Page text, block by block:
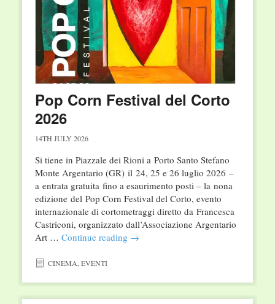
Pop Corn Festival del Corto
2026
14TH JULY 2026
Si tiene in Piazzale dei Rioni a Porto Santo Stefano
Monte Argentario (GR) il 24, 25 e 26 luglio 2026 –
a entrata gratuita fino a esaurimento posti – la nona
edizione del Pop Corn Festival del Corto, evento
internazionale di cortometraggi diretto da Francesca
Castriconi, organizzato dall’Associazione Argentario
Art … Continue reading →
CINEMA EVENTI